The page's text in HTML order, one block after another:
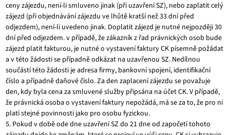
ceny zájezdu, není-li smluveno jinak (při uzavření SZ), nebo zaplatit celý
zájezd (při objednávání zájezdu ve lhůtě kratší než 33 dní před
odjezdem), není-li uvedeno jinak. Doplatit zájezd je nutné nejpozději 30
dní před odjezdem. v případě, že zákazník z řad právnických osob bude
zájezd platit fakturou, je nutné o vystavení faktury CK písemně požádat
a v této žádosti se případně odkázat na uzavřenou SZ. Nedílnou
součástí této žádosti je adresa firmy, bankovní spojení, identifikační
číslo a případně daňové číslo. Za den zaplacení zájezdu se považuje
den, kdy byla cena za smluvené služby připsána na účet CK. V případě,
že právnická osoba o vystavení faktury nepožádá, má se za to, že pro ni
platí stejné povinnosti jako pro osobu fyzickou.
5. Pokud v době ode dne uzavření SZ do 21 dne od započetí tohoto